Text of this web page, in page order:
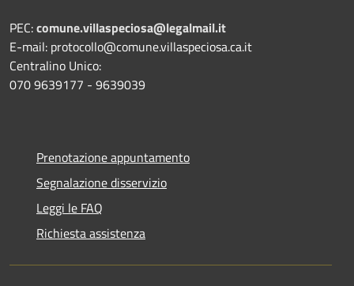
PEC:comune.villaspeciosa@legalmail.it
E-mail: protocollo@comune.villaspeciosa.ca.it
Centralino Unico:
070 9639177 - 9639039
Prenotazione appuntamento
Segnalazione disservizio
Leggi le FAQ
Richiesta assistenza